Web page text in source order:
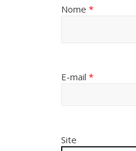
Nome *
E-mail *
Site